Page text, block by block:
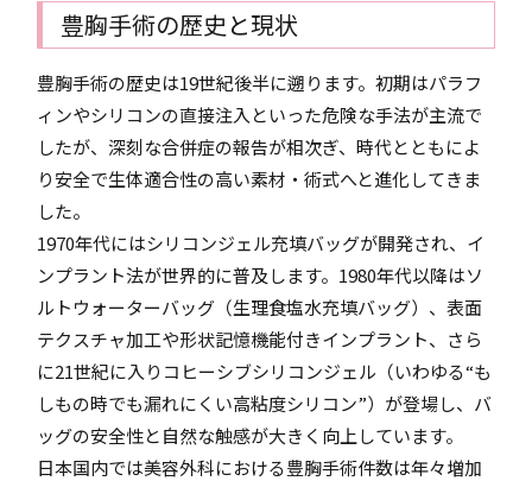
豊胸手術の歴史と現状
豊胸手術の歴史は19世紀後半に遡ります。初期はパラフ
ィンやシリコンの直接注入といった危険な手法が主流で
したが、深刻な合併症の報告が相次ぎ、時代とともによ
り安全で生体適合性の高い素材・術式へと進化してきま
した。
1970年代にはシリコンジェル充填バッグが開発され、イ
ンプラント法が世界的に普及します。1980年代以降はソ
ルトウォーターバッグ（生理食塩水充填バッグ）、表面
テクスチャ加工や形状記憶機能付きインプラント、さら
に21世紀に入りコヒーシブシリコンジェル（いわゆる“も
しもの時でも漏れにくい高粘度シリコン”）が登場し、バ
ッグの安全性と自然な触感が大きく向上しています。
日本国内では美容外科における豊胸手術件数は年々増加